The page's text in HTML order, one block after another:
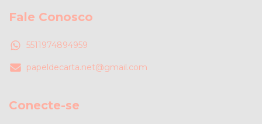
Fale Conosco
5511974894959
papeldecarta.net@gmail.com
Conecte-se